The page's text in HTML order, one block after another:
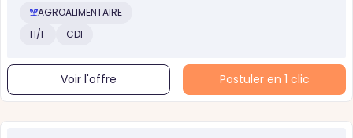
AGROALIMENTAIRE
H/F
CDI
Voir l'offre Postuler en 1 clic